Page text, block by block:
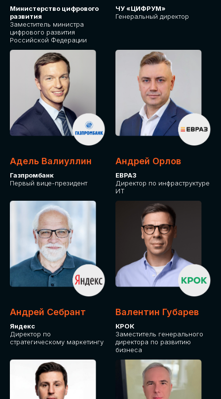
Министерство цифрового
развития
Заместитель министра
цифрового развития
Российской Федерации
ЧУ «ЦИФРУМ»
Генеральный директор
Адель Валиуллин
Газпромбанк
Первый вице-президент
Андрей Орлов
ЕВРАЗ
Директор по инфраструктуре
ИТ
Андрей Себрант
Яндекс
Директор по
стратегическому маркетингу
Валентин Губарев
КРОК
Заместитель генерального
директора по развитию
бизнеса